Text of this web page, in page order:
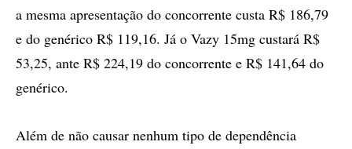
a mesma apresentação do concorrente custa R$ 186,79
e do genérico R$ 119,16. Já o Vazy 15mg custará R$
53,25, ante R$ 224,19 do concorrente e R$ 141,64 do
genérico.
Além de não causar nenhum tipo de dependência